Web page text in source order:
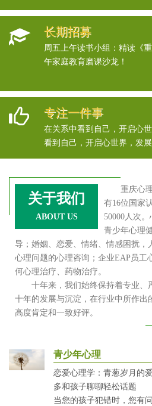
长期招募
周五上午读书小组：精读《
午家庭教育磨课沙龙！
专注一件事
在关系中看到自己，开启心
看到自己，开启心世界，发展
关于我们
ABOUT US
重庆心理
有16位国家
50000人次
青少年心理
导；婚姻、恋爱、情绪、情感困扰，
心理问题的心理咨询；企业EAP员工
何心理治疗、药物治疗。
十年来，我们始终保持着专业、
十年的发展与沉淀，在行业中所作出
高度肯定和一致好评。
青少年心理
恋爱心理学：青葱岁月的
多和孩子聊聊轻松话题
当您的孩子犯错时，您有